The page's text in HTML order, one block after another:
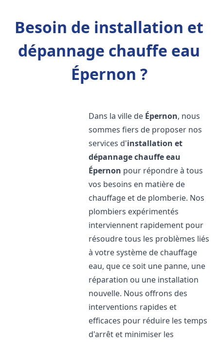
Besoin de installation et
dépannage chauffe eau
Épernon ?
Dans la ville de Épernon, nous
sommes fiers de proposer nos
services d'installation et
dépannage chauffe eau
Épernon pour répondre à tous
vos besoins en matière de
chauffage et de plomberie. Nos
plombiers expérimentés
interviennent rapidement pour
résoudre tous les problèmes liés
à votre système de chauffage
eau, que ce soit une panne, une
réparation ou une installation
nouvelle. Nous offrons des
interventions rapides et
efficaces pour réduire les temps
d'arrêt et minimiser les